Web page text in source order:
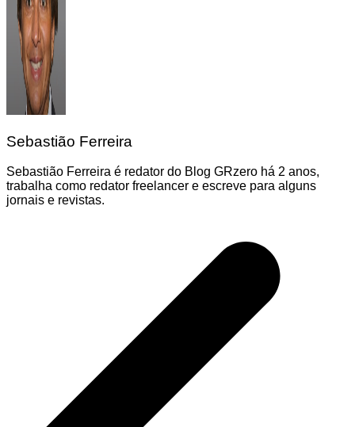
Sebastião Ferreira
Sebastião Ferreira é redator do Blog GRzero há 2 anos,
trabalha como redator freelancer e escreve para alguns
jornais e revistas.